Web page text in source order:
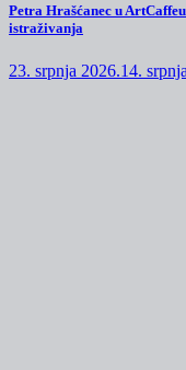
Petra Hrašćanec u
istraživanja
23. srpnja 2026.14.